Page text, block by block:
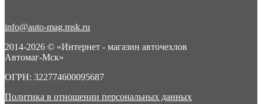
info@auto-mag.msk.ru
2014-2026 © «Интернет - магазин авточехлов
Автомаг-Мск»
ОГРН: 322774600095687
Политика в отношении персональных данных